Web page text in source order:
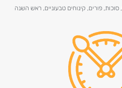
,סוכות,פורים, קינוחים טבעוניים, ראש השנה